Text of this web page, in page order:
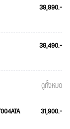
39,990.-
39,490.-
ดูทั้งหมด
31,900.-